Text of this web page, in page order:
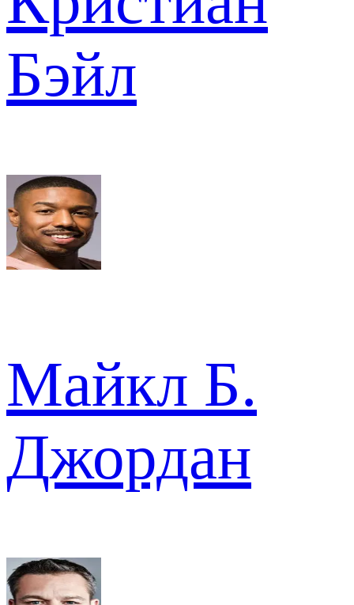
Бэйл
Майкл Б.
Джордан